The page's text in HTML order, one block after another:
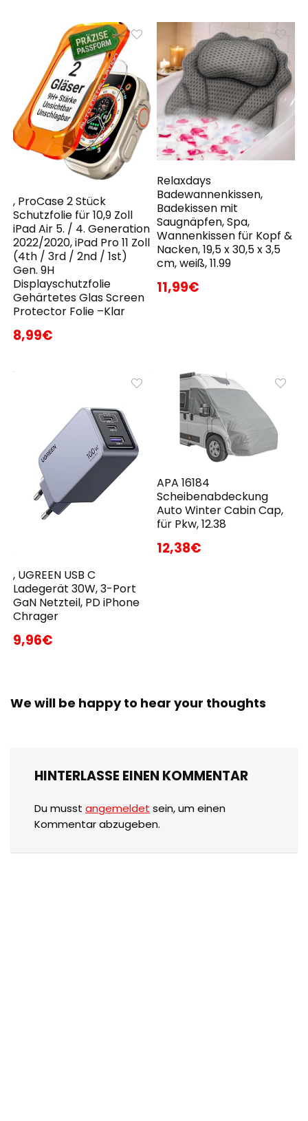
, ProCase 2 Stück
Schutzfolie für 10,9 Zoll
iPad Air 5. / 4. Generation
2022/2020, iPad Pro 11 Zoll
(4th / 3rd / 2nd / 1st)
Gen. 9H
Displayschutzfolie
Gehärtetes Glas Screen
Protector Folie –Klar
8,99€
Relaxdays
Badewannenkissen,
Badekissen mit
Saugnäpfen, Spa,
Wannenkissen für Kopf &
Nacken, 19,5 x 30,5 x 3,5
cm, weiß, 11.99
11,99€
, UGREEN USB C
Ladegerät 30W, 3-Port
GaN Netzteil, PD iPhone
Chrager
9,96€
APA 16184
Scheibenabdeckung
Auto Winter Cabin Cap,
für Pkw, 12.38
12,38€
We will be happy to hear your thoughts
HINTERLASSE EINEN KOMMENTAR
Du musst angemeldet sein, um einen
Kommentar abzugeben.